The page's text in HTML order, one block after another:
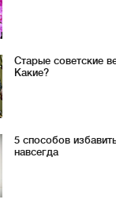
Старые советские
Какие?
5 способов
навсегда